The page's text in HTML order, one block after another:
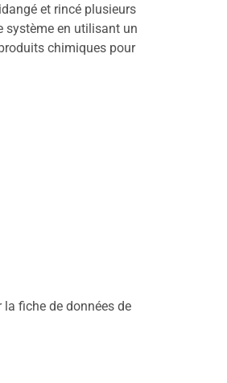
et rincé plusieurs
système en utilisant un
chimiques pour
fiche de données de